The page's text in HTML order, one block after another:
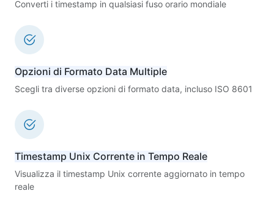
Converti i timestamp in qualsiasi fuso orario mondiale
Opzioni di Formato Data Multiple
Scegli tra diverse opzioni di formato data, incluso ISO 8601
Timestamp Unix Corrente in Tempo Reale
Visualizza il timestamp Unix corrente aggiornato in tempo
reale